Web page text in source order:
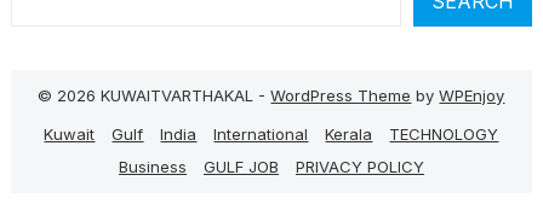
© 2026 KUWAITVARTHAKAL -WordPress Theme byWPEnjoy
Kuwait
Gulf India International Kerala
TECHNOLOGY
Business
GULF JOB PRIVACY POLICY